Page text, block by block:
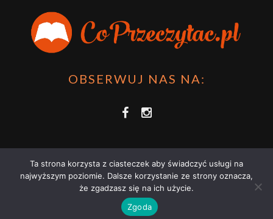
OBSERWUJ NAS NA:
COPRZECZYTAĆ.PL 2021 | STRONA WYKORZYSTUJE PLIKI COOKIES |
POLITYKĄ PRYWATNOŚCI
Ta strona korzysta z ciasteczek aby świadczyć usługi na
najwyższym poziomie. Dalsze korzystanie ze strony oznacza,
że zgadzasz się na ich użycie.
Zgoda